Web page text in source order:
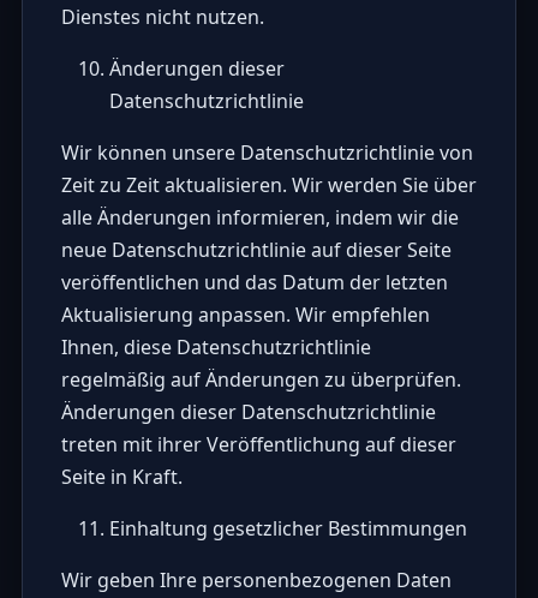
Dienstes nicht nutzen.
Änderungen dieser
Datenschutzrichtlinie
Wir können unsere Datenschutzrichtlinie von
Zeit zu Zeit aktualisieren. Wir werden Sie über
alle Änderungen informieren, indem wir die
neue Datenschutzrichtlinie auf dieser Seite
veröffentlichen und das Datum der letzten
Aktualisierung anpassen. Wir empfehlen
Ihnen, diese Datenschutzrichtlinie
regelmäßig auf Änderungen zu überprüfen.
Änderungen dieser Datenschutzrichtlinie
treten mit ihrer Veröffentlichung auf dieser
Seite in Kraft.
Einhaltung gesetzlicher Bestimmungen
Wir geben Ihre personenbezogenen Daten